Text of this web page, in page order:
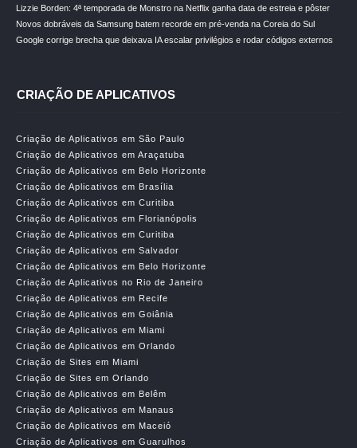
Lizzie Borden: 4ª temporada de Monstro na Netflix ganha data de estreia e pôster
Novos dobráveis da Samsung batem recorde em pré-venda na Coreia do Sul
Google corrige brecha que deixava IA escalar privilégios e rodar códigos externos
CRIAÇÃO DE APLICATIVOS
Criação de Aplicativos em São Paulo
Criação de Aplicativos em Araçatuba
Criação de Aplicativos em Belo Horizonte
Criação de Aplicativos em Brasília
Criação de Aplicativos em Curitiba
Criação de Aplicativos em Florianópolis
Criação de Aplicativos em Curitiba
Criação de Aplicativos em Salvador
Criação de Aplicativos em Belo Horizonte
Criação de Aplicativos no Rio de Janeiro
Criação de Aplicativos em Recife
Criação de Aplicativos em Goiânia
Criação de Aplicativos em Miami
Criação de Aplicativos em Orlando
Criação de Sites em Miami
Criação de Sites em Orlando
Criação de Aplicativos em Belêm
Criação de Aplicativos em Manaus
Criação de Aplicativos em Maceió
Criação de Aplicativos em Guarulhos